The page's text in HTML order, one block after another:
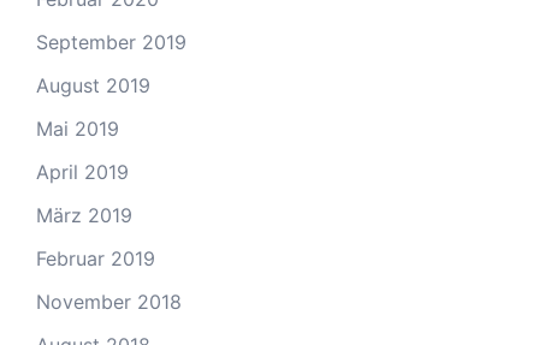
September 2019
August 2019
Mai 2019
April 2019
März 2019
Februar 2019
November 2018